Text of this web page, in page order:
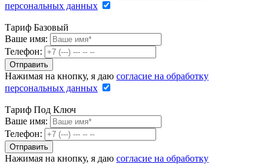
персональных данных
Тариф Базовый
Ваше имя:
Телефон:
Нажимая на кнопку, я даю согласие на обработку
персональных данных
Тариф Под Ключ
Ваше имя:
Телефон:
Нажимая на кнопку, я даю согласие на обработку